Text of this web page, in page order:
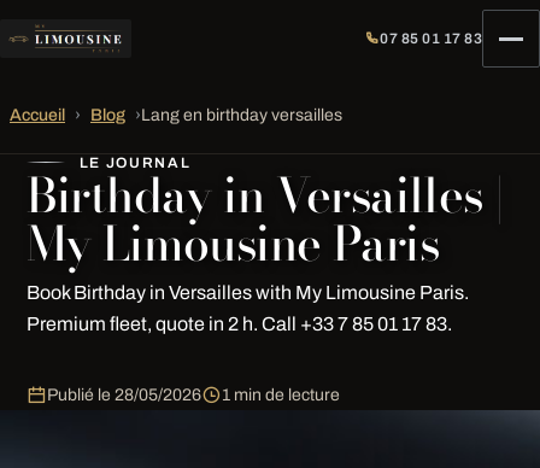
07 85 01 17 83
Accueil › Blog ›Lang en birthday versailles
LE JOURNAL
Birthday in Versailles |
My Limousine Paris
Book Birthday in Versailles with My Limousine Paris.
Premium fleet, quote in 2 h. Call +33 7 85 01 17 83.
Publié le 28/05/2026 1 min de lecture